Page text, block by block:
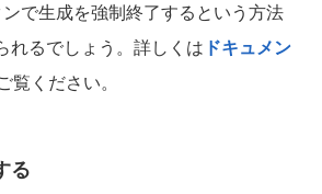
で生成を強制終了するという方法
れるでしょう。詳しくは ドキュメン
覧ください。
る